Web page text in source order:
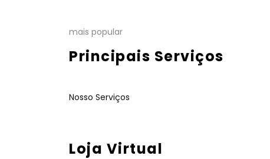
mais popular
Principais Serviços
Nosso Serviços
Loja Virtual